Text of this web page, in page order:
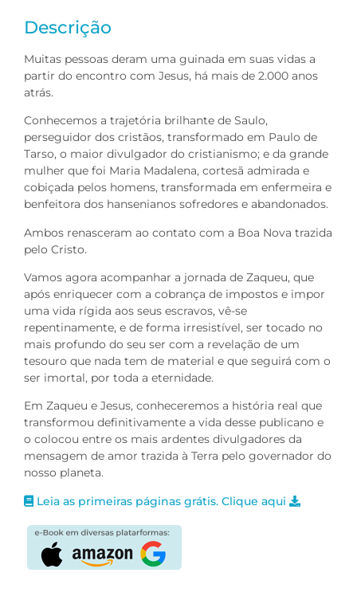
Descrição
Muitas pessoas deram uma guinada em suas vidas a
partir do encontro com Jesus, há mais de 2.000 anos
atrás.
Conhecemos a trajetória brilhante de Saulo,
perseguidor dos cristãos, transformado em Paulo de
Tarso, o maior divulgador do cristianismo; e da grande
mulher que foi Maria Madalena, cortesã admirada e
cobiçada pelos homens, transformada em enfermeira e
benfeitora dos hansenianos sofredores e abandonados.
Ambos renasceram ao contato com a Boa Nova trazida
pelo Cristo.
Vamos agora acompanhar a jornada de Zaqueu, que
após enriquecer com a cobrança de impostos e impor
uma vida rígida aos seus escravos, vê-se
repentinamente, e de forma irresistível, ser tocado no
mais profundo do seu ser com a revelação de um
tesouro que nada tem de material e que seguirá com o
ser imortal, por toda a eternidade.
Em Zaqueu e Jesus, conheceremos a história real que
transformou definitivamente a vida desse publicano e
o colocou entre os mais ardentes divulgadores da
mensagem de amor trazida à Terra pelo governador do
nosso planeta.
Leia as primeiras páginas grátis. Clique aqui